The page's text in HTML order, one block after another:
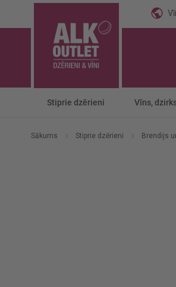
Stiprie dzērieni Vīns,
Sākums Stiprie dzērieni Brendijs